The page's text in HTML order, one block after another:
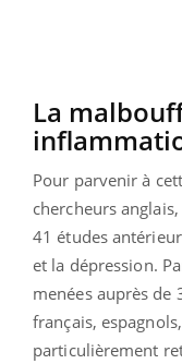
La
Pour parvenir à
chercheurs
41 études
et la dépression.
menées auprès de
français,
particulièrement